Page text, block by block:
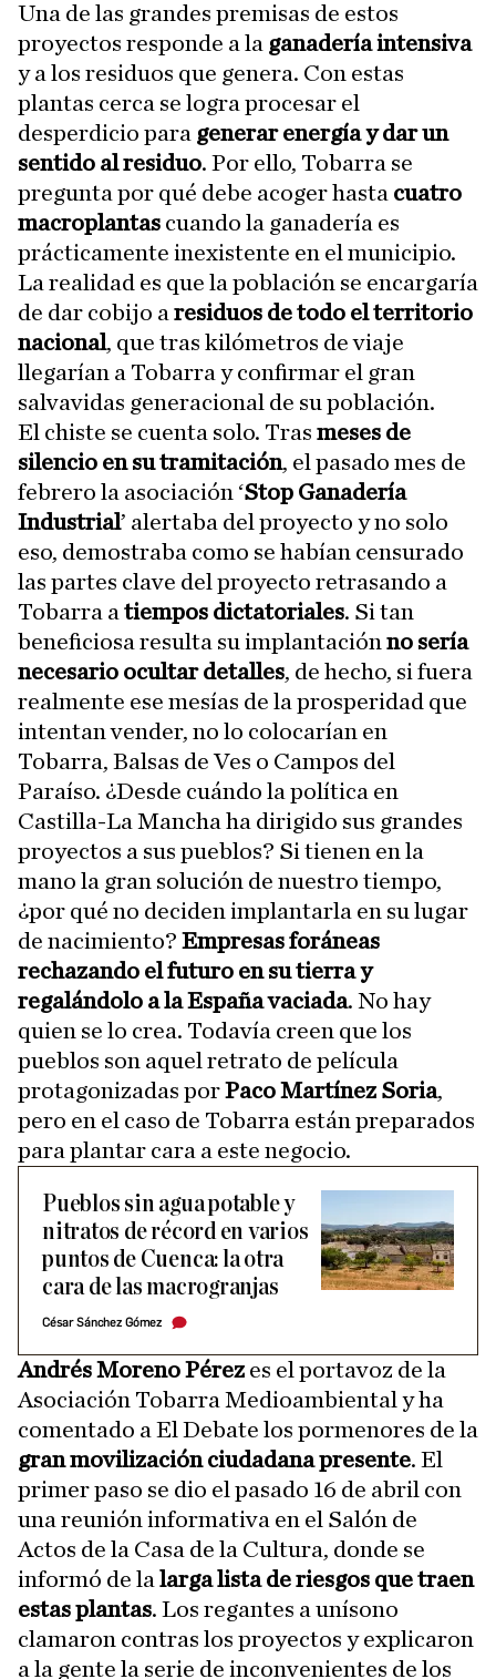
Una de las grandes premisas de estos
proyectos responde a la ganadería intensiva
y a los residuos que genera. Con estas
plantas cerca se logra procesar el
desperdicio para generar energía y dar un
sentido al residuo. Por ello, Tobarra se
pregunta por qué debe acoger hasta cuatro
macroplantas cuando la ganadería es
prácticamente inexistente en el municipio.
La realidad es que la población se encargaría
de dar cobijo a residuos de todo el territorio
nacional, que tras kilómetros de viaje
llegarían a Tobarra y confirmar el gran
salvavidas generacional de su población.
El chiste se cuenta solo. Tras meses de
silencio en su tramitación, el pasado mes de
febrero la asociación ‘Stop Ganadería
Industrial’ alertaba del proyecto y no solo
eso, demostraba como se habían censurado
las partes clave del proyecto retrasando a
Tobarra a tiempos dictatoriales. Si tan
beneficiosa resulta su implantación no sería
necesario ocultar detalles, de hecho, si fuera
realmente ese mesías de la prosperidad que
intentan vender, no lo colocarían en
Tobarra, Balsas de Ves o Campos del
Paraíso. ¿Desde cuándo la política en
Castilla-La Mancha ha dirigido sus grandes
proyectos a sus pueblos? Si tienen en la
mano la gran solución de nuestro tiempo,
¿por qué no deciden implantarla en su lugar
de nacimiento? Empresas foráneas
rechazando el futuro en su tierra y
regalándolo a la España vaciada. No hay
quien se lo crea. Todavía creen que los
pueblos son aquel retrato de película
protagonizadas porPaco Martínez Soria,
pero en el caso de Tobarra están preparados
para plantar cara a este negocio.
Pueblos sin agua potable y
nitratos de récord en varios
puntos de Cuenca: la otra
cara de las macrogranjas
César Sánchez Gómez
Andrés Moreno Pérezes el portavoz de la
Asociación Tobarra Medioambiental y ha
comentado a El Debate los pormenores de la
gran movilización ciudadana presente. El
primer paso se dio el pasado 16 de abril con
una reunión informativa en el Salón de
Actos de la Casa de la Cultura, donde se
informó de la larga lista de riesgos que traen
estas plantas. Los regantes a unísono
clamaron contras los proyectos y explicaron
a la gente la serie de inconvenientes de los